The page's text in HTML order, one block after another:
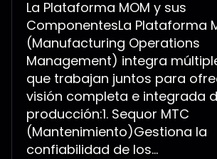
La Plataforma MOM y sus
ComponentesLa Plataforma
(Manufacturing Operations
Management) integra
que trabajan juntos para
visión completa e integrada
producción:1. Sequor MTC
(Mantenimiento)Gestiona la
confiabilidad de los...